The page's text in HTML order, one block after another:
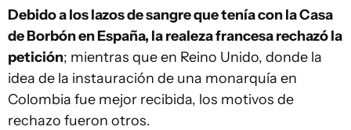
Debido a los lazos de sangre que tenía con la Casa
de Borbón en España, la realeza francesa rechazó la
petición; mientras que en Reino Unido, donde la
idea de la instauración de una monarquía en
Colombia fue mejor recibida, los motivos de
rechazo fueron otros.